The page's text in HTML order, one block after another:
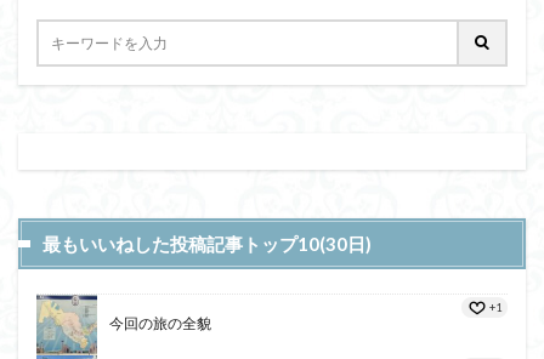
最もいいねした投稿記事トップ10(30日)
今回の旅の全貌
+1